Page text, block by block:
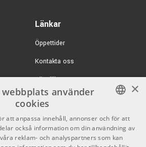
Länkar
Öppettider
Kontakta oss
Köpvillkor
Butiken
Varumärken
GDPR & Cookies
SWEDISH
ENGLISH
×
webbplats använder
cookies
att anpassa innehåll, annonser och för att
också information om din användning av
reklam- och analyspartners som kan